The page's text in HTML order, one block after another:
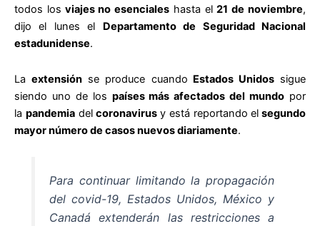
todos los viajes no esenciales hasta el21 de noviembre,
dijo el lunes el Departamento de Seguridad Nacional
estadunidense.
Laextensión se produce cuando Estados Unidossigue
siendo uno de los países más afectados del mundo por
la pandemiadelcoronavirus y está reportando el segundo
mayor número de casos nuevos diariamente.
Para continuar limitando la propagación
del covid-19, Estados Unidos, México y
Canadá extenderán las restricciones a